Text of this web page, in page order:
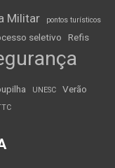
Militar
pontos turísticos
seletivo Refis
UNESC
Verão